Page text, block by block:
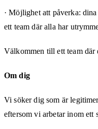
· Möjlighet att påverka:
ett team där alla har
Välkommen till ett team
Om dig
Vi söker dig som är
eftersom vi arbetar inom ett